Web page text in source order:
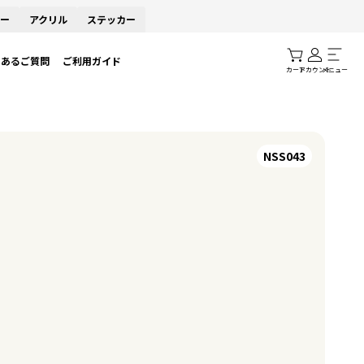
アクリル ステッカー
るご質問 ご利用ガイド
カートアカウントメニュー
NSS043